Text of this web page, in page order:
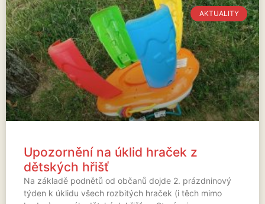
AKTUALITY
Upozornění na úklid hraček z
dětských hřišť
Na základě podnětů od občanů dojde 2. prázdninový
týden k úklidu všech rozbitých hraček (i těch mimo